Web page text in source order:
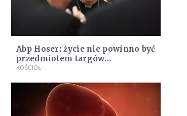
Abp Hoser: życie nie powinno być
przedmiotem targów
politycznych
KOŚCIÓŁ